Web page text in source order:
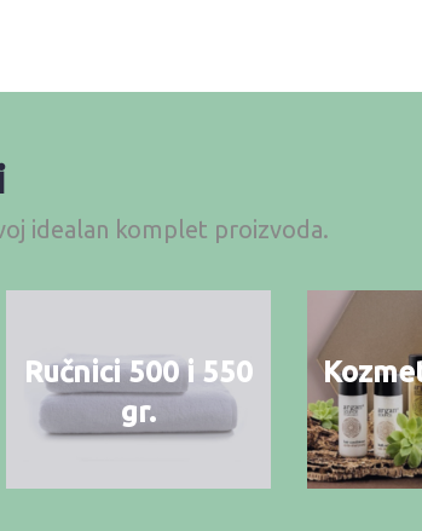
idealan komplet proizvoda.
Ručnici 500 i 550
gr.